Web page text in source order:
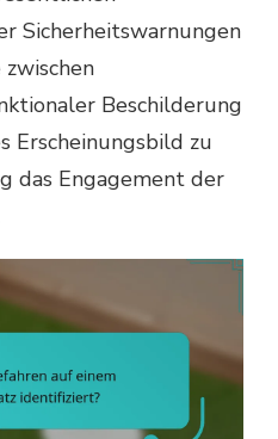
Sicherheitswarnungen
Beschilderung
Erscheinungsbild zu
das Engagement der